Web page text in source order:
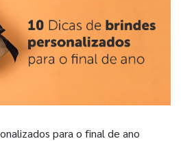
para o final de ano